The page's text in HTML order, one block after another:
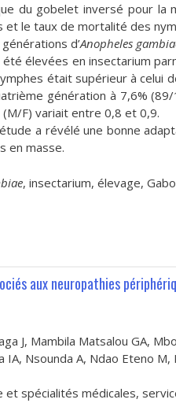
du gobelet inversé pour
le taux de mortalité des
d’Anopheles
élevées en insectarium
était supérieur à celui
génération à 7,6%
F) variait entre 0,8 et 0,9.
a révélé une bonne
en masse.
, insectarium, élevage,
aux neuropathies
J, Mambila Matsalou GA,
IA, Nsounda A, Ndao Eteno
spécialités médicales,